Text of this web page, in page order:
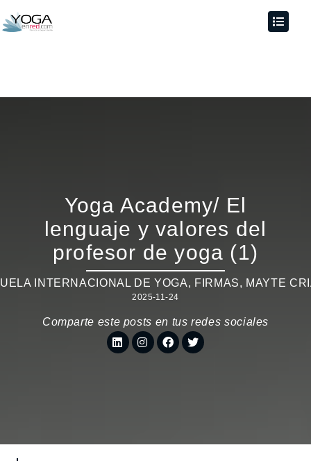
Yoga Academy/ El
lenguaje y valores del
profesor de yoga (1)
INTERNACIONAL DE YOGA, FIRMAS, MAYTE
2025-11-24
Comparte este posts en tus redes sociales